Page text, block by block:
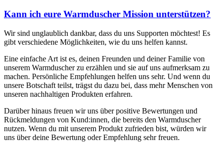
Kann ich eure Warmduscher Mission unterstützen?
Wir sind unglaublich dankbar, dass du uns Supporten möchtest! Es
gibt verschiedene Möglichkeiten, wie du uns helfen kannst.
Eine einfache Art ist es, deinen Freunden und deiner Familie von
unserem Warmduscher zu erzählen und sie auf uns aufmerksam zu
machen. Persönliche Empfehlungen helfen uns sehr. Und wenn du
unsere Botschaft teilst, trägst du dazu bei, dass mehr Menschen von
unseren nachhaltigen Produkten erfahren.
Darüber hinaus freuen wir uns über positive Bewertungen und
Rückmeldungen von Kund:innen, die bereits den Warmduscher
nutzen. Wenn du mit unserem Produkt zufrieden bist, würden wir
uns über deine Bewertung oder Empfehlung sehr freuen.